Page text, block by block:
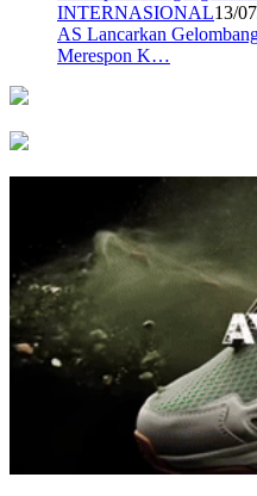
INTERNASIONAL13/
AS Lancarkan
Merespon K…